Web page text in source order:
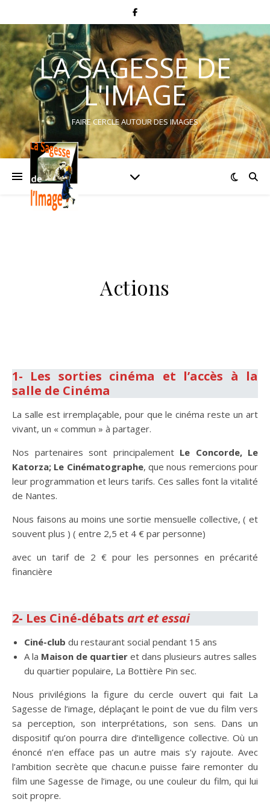
LA SAGESSE DE
L'IMAGE
FAIRE CERCLE AUTOUR DES IMAGES
Actions
1- Les sorties cinéma et l’accès à la
salle de Cinéma
La salle est irremplaçable, pour que le cinéma reste un art
vivant, un « commun » à partager.
Nos partenaires sont principalement Le Concorde, Le
Katorza; Le Cinématographe, que nous remercions pour
leur programmation et leurs tarifs. Ces salles font la vitalité
de Nantes.
Nous faisons au moins une sortie mensuelle collective, ( et
souvent plus ) ( entre 2,5 et 4 € par personne)
avec un tarif de 2 € pour les personnes en précarité
financière
2- Les Ciné-débats art et essai
Ciné-club du restaurant social pendant 15 ans
A la Maison de quartier et dans plusieurs autres salles
du quartier populaire, La Bottière Pin sec.
Nous privilégions la figure du cercle ouvert qui fait La
Sagesse de l’image, déplaçant le point de vue du film vers
sa perception, son interprétations, son sens. Dans un
dispositif qu’on pourra dire d’intelligence collective. Où un
énoncé n’en efface pas un autre mais s’y rajoute. Avec
l’ambition secrète que chacun.e puisse faire remonter du
film une Sagesse de l’image, ou une couleur du film, qui lui
soit propre.